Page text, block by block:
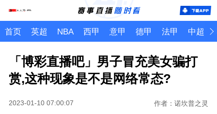
首页 英超 NBA 西甲 意甲 德甲 法甲 中超
「博彩直播吧」男子冒充美女骗打
赏,这种现象是不是网络常态?
2023-01-10 07:00:07 作者：诺坎普之灵